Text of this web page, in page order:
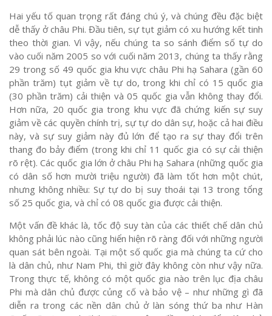
Hai yếu tố quan trọng rất đáng chú ý, và chúng đều đặc biệt
dễ thấy ở châu Phi. Đầu tiên, sự tụt giảm có xu hướng kết tinh
theo thời gian. Vì vậy, nếu chúng ta so sánh điểm số tự do
vào cuối năm 2005 so với cuối năm 2013, chúng ta thấy rằng
29 trong số 49 quốc gia khu vực châu Phi hạ Sahara (gần 60
phần trăm) tụt giảm về tự do, trong khi chỉ có 15 quốc gia
(30 phần trăm) cải thiện và 05 quốc gia vẫn không thay đổi.
Hơn nữa, 20 quốc gia trong khu vực đã chứng kiến sự suy
giảm về các quyền chính trị, sự tự do dân sự, hoặc cả hai điều
này, và sự suy giảm này đủ lớn để tạo ra sự thay đổi trên
thang đo bảy điểm (trong khi chỉ 11 quốc gia có sự cải thiện
rõ rệt). Các quốc gia lớn ở châu Phi hạ Sahara (những quốc gia
có dân số hơn mười triệu người) đã làm tốt hơn một chút,
nhưng không nhiều: Sự tự do bị suy thoái tại 13 trong tổng
số 25 quốc gia, và chỉ có 08 quốc gia được cải thiện.
Một vấn đề khác là, tốc độ suy tàn của các thiết chế dân chủ
không phải lúc nào cũng hiển hiện rõ ràng đối với những người
quan sát bên ngoài. Tại một số quốc gia mà chúng ta cứ cho
là dân chủ, như Nam Phi, thì giờ đây không còn như vậy nữa.
Trong thực tế, không có một quốc gia nào trên lục địa châu
Phi mà dân chủ được củng cố và bảo vệ – như những gì đã
diễn ra trong các nền dân chủ ở làn sóng thứ ba như Hàn